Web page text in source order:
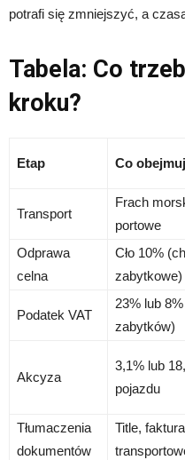
potrafi się zmniejszyć, a
Tabela: Co
kroku?
Etap Co
Transport
Frach
portowe
Odprawa
celna
Cło 10%
zabytkowe)
Podatek VAT
23% lub
zabytków)
Akcyza
3,1% lub
pojazdu
Tłumaczenia
dokumentów
Title,